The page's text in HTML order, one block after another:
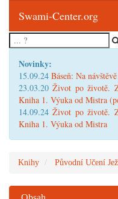
Swami-Center.org
Novinky:
15.09.24 Báseň: Na
23.03.20Život po životě.
Kniha 1. Výuka od Mistra
14.09.24Život po životě.
Kniha 1. Výuka od Mistra
Knihy Původní Učení